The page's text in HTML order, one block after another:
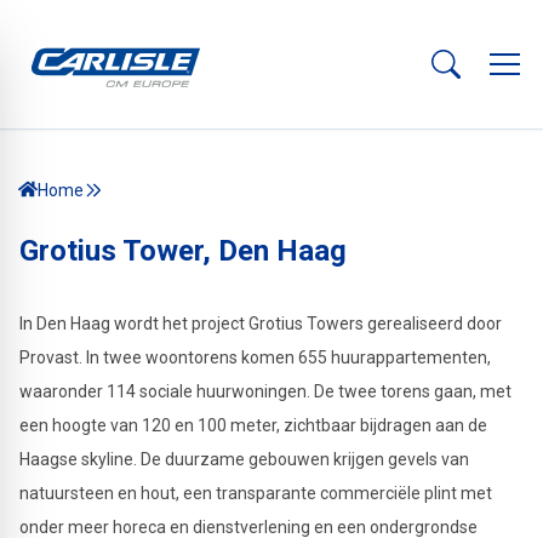
Home
Grotius Tower, Den Haag
In Den Haag wordt het project Grotius Towers gerealiseerd door
Provast . In twee woontorens komen 655 huurappartementen,
waaronder 114 sociale huurwoningen. De twee torens gaan, met
een hoogte van 120 en 100 meter, zichtbaar bijdragen aan de
Haagse skyline. De duurzame gebouwen krijgen gevels van
natuursteen en hout, een transparante commerciële plint met
onder meer horeca en dienstverlening en een ondergrondse